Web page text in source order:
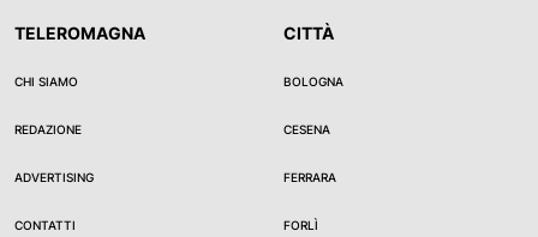
TELEROMAGNA
CHI SIAMO
REDAZIONE
ADVERTISING
CONTATTI
CITTÀ
BOLOGNA
CESENA
FERRARA
FORLÌ